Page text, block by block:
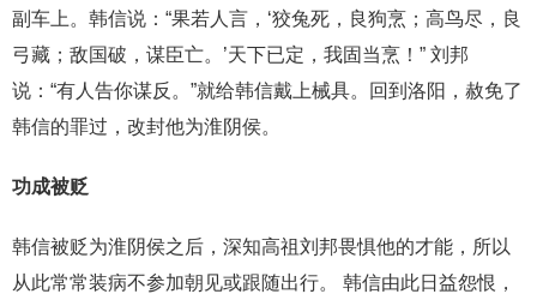
副车上。韩信说：“果若人言，‘狡兔死，良狗烹；高鸟尽，良
弓藏；敌国破，谋臣亡。’天下已定，我固当烹！” 刘邦
说：“有人告你谋反。”就给韩信戴上械具。回到洛阳，赦免了
韩信的罪过，改封他为淮阴侯。
功成被贬
韩信被贬为淮阴侯之后，深知高祖刘邦畏惧他的才能，所以
从此常常装病不参加朝见或跟随出行。 韩信由此日益怨恨，